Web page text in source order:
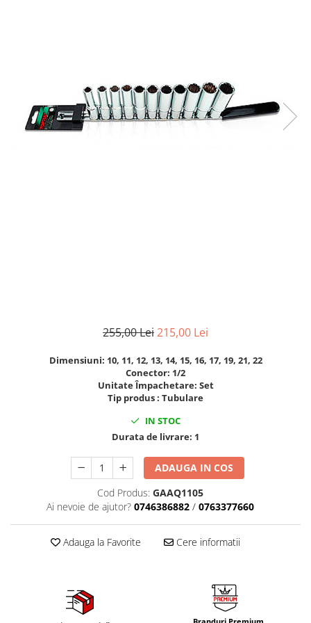
Dulapuri Bancuri Carucioare
Bancuri de lucru
Carucioare pentru marfa
Pompe si Cilindri Hidraulici
Prese pentru arcuri
Accesorii schimb ulei
Chei buson baie ulei
Chei filtru ulei
Recuperatoare de ulei
Scule Ajutatoare
255,00 Lei215,00 Lei
Dimensiuni: 10, 11, 12, 13, 14, 15, 16, 17, 19, 21, 22
Conector: 1/2
Unitate Împachetare: Set
Tip produs : Tubulare
IN STOC
Durata de livrare: 1
ADAUGA IN COS
Cod Produs: GAAQ1105
Ai nevoie de ajutor? 0746386882 / 0763377660
Adauga la Favorite Cere informatii